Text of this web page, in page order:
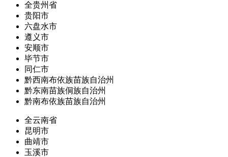
全贵州省
贵阳市
六盘水市
遵义市
安顺市
毕节市
同仁市
黔西南布依族苗族自治州
黔东南苗族侗族自治州
黔南布依族苗族自治州
全云南省
昆明市
曲靖市
玉溪市